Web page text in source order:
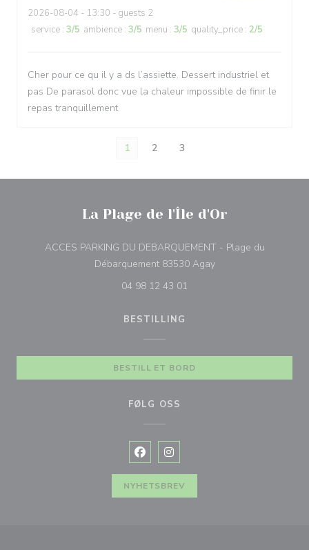
2026-08-04 - 13:30 - guests 2
service : 3/5 ambience : 3/5 menu : 3/5 quality_price : 2/5
Cher pour ce qu il y a ds l’assiette. Dessert industriel et
pas De parasol donc vue la chaleur impossible de finir le
repas tranquillement
1 2 3
La Plage de l'Île d'Or
ACCES PARKING DU DEBARQUEMENT - Plage du
Débarquement 83530 Agay((åpner i et nytt
04 98 12 43 01
BESTILLING
BESTILL ET BORD
FØLG OSS
Facebook ((åpner i et nytt vindu))
Instagram ((åpner i et nytt
NYHETSBREV